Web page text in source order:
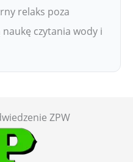
relaks poza
czytania wody i
ZPW